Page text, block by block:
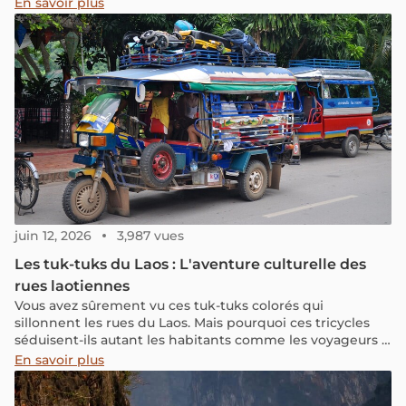
juin 12, 2026 3,987 vues
Les tuk-tuks du Laos : L'aventure culturelle des
rues laotiennes
Vous avez sûrement vu ces tuk-tuks colorés qui
sillonnent les rues du Laos. Mais pourquoi ces tricycles
séduisent-ils autant les habitants comme les voyageurs ?
Petits, pratiques et pittoresques, ils se faufilent dans les
ruelles étroites et transforment chaque déplacement en
véritable aventure culturelle.
En savoir plus